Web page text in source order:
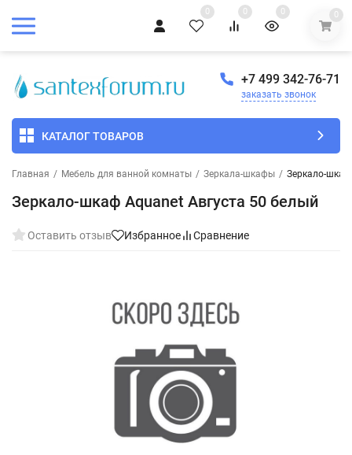
0 0 0 0
+7 499 342-76-71
заказать звонок
КАТАЛОГ ТОВАРОВ
Главная / Мебель для ванной комнаты / Зеркала-шкафы / Зеркало-
Зеркало-шкаф Aquanet Августа 50 белый
Оставить отзыв Избранное Сравнение